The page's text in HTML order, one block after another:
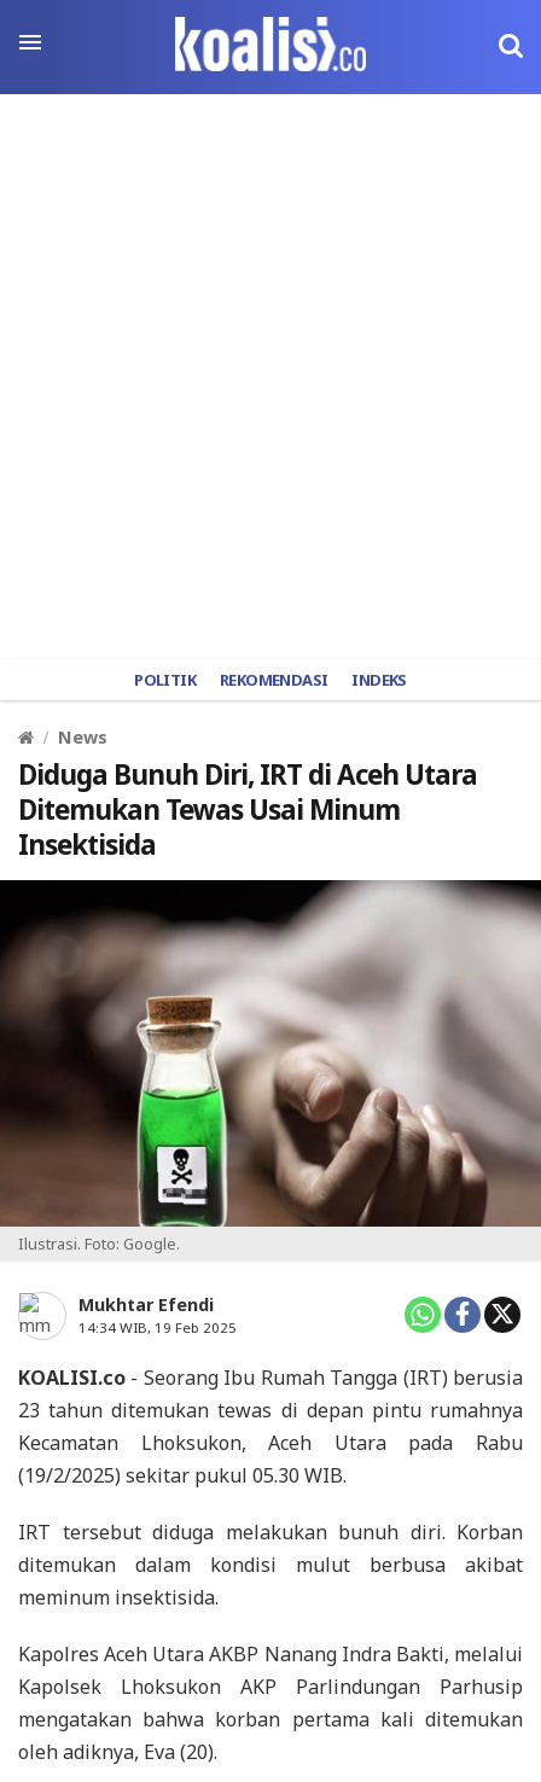
POLITIK REKOMENDASI INDEKS
News
Diduga Bunuh Diri, IRT di Aceh Utara
Ditemukan Tewas Usai Minum
Insektisida
Ilustrasi. Foto: Google.
Mukhtar Efendi
14:34 WIB, 19 Feb 2025
KOALISI.co - Seorang Ibu Rumah Tangga (IRT) berusia
23 tahun ditemukan tewas di depan pintu rumahnya
Kecamatan Lhoksukon, Aceh Utara pada Rabu
(19/2/2025) sekitar pukul 05.30 WIB.
IRT tersebut diduga melakukan bunuh diri. Korban
ditemukan dalam kondisi mulut berbusa akibat
meminum insektisida.
Kapolres Aceh Utara AKBP Nanang Indra Bakti, melalui
Kapolsek Lhoksukon AKP Parlindungan Parhusip
mengatakan bahwa korban pertama kali ditemukan
oleh adiknya, Eva (20).